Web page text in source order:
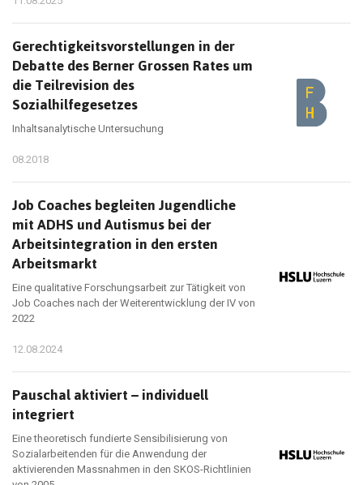
Gerechtigkeitsvorstellungen in der
Debatte des Berner Grossen Rates um
die Teilrevision des
Sozialhilfegesetzes
Inhaltsanalytische Untersuchung
08.2018
Job Coaches begleiten Jugendliche
mit ADHS und Autismus bei der
Arbeitsintegration in den ersten
Arbeitsmarkt
Eine qualitative Forschungsarbeit zur Tätigkeit von
Job Coaches nach der Weiterentwicklung der IV von
2022
12.08.2024
Pauschal aktiviert – individuell
integriert
Eine theoretisch fundierte Sensibilisierung von
Sozialarbeitenden für die Anwendung der
aktivierenden Massnahmen in den SKOS-Richtlinien